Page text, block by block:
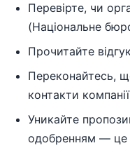
Перевірте, чи
(Національне
Прочитайте
Переконайтесь,
контакти компанії
Уникайте
одобренням — це